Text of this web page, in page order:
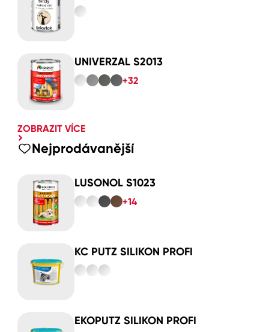
UNIVERZAL S2013
+32
ZOBRAZIT VÍCE
Nejprodávanější
LUSONOL S1023
+14
KC PUTZ SILIKON PROFI
EKOPUTZ SILIKON PROFI